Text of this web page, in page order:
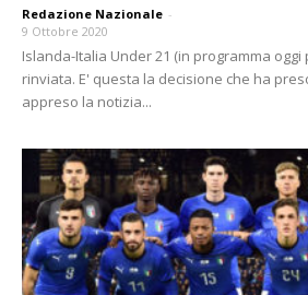
Redazione Nazionale -
9 Ottobre 2020
Islanda-Italia Under 21 (in programma oggi
rinviata. E' questa la decisione che ha
appreso la notizia...